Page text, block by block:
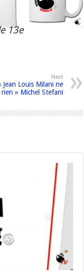
13e
Next
Jean Louis Milani ne
rien » Michel Stefani